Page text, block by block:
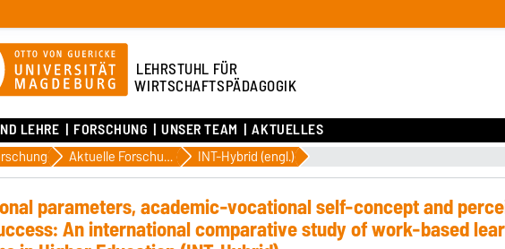
LEHRSTUHL FÜR
WIRTSCHAFTSPÄDAGOGIK
LEHRE FORSCHUNG UNSER TEAM AKTUELLES
Aktuelle Forschungsprojekte INT-Hybrid (engl.)
parameters, academic-vocational self-concept and
An international comparative study of work-based